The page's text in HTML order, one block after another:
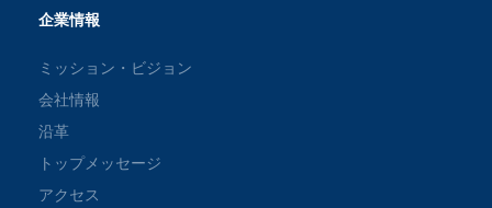
企業情報
ミッション・ビジョン
会社情報
沿革
トップメッセージ
アクセス